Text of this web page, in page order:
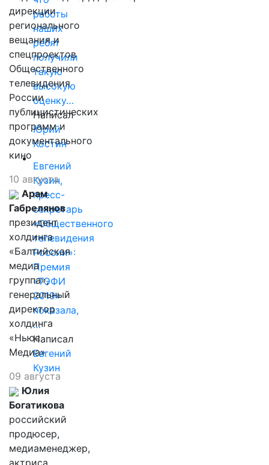
работы
наших
ребят
получили
такую
высокую
оценку…
Написал
Юрий
Костин
Евгений
Кузин,
пресс-
секретарь
«Общественного
телевидения
России»:
Премия
«ТЭФИ
2019»
показала,
…
Написал
Евгений
Кузин
дирекции
регионального
вещания и
спецпроектов
Общественного
телевидения
России
публицистических
программ и
документального
кино
10 августа
Арам
Габрелянов
президент
холдинга
«Балтийская
медиа
группа»,
генеральный
директор
холдинга
«Ньюс
Медиа»
09 августа
Юлия
Богатикова
российский
продюсер,
медиаменеджер,
актриса